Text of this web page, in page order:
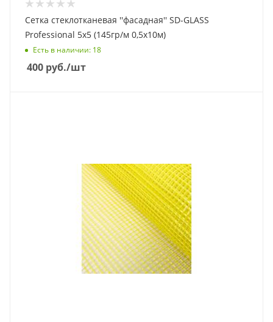
Сетка стеклотканевая ''фасадная'' SD-GLASS
Professional 5х5 (145гр/м 0,5х10м)
Есть в наличии: 18
400 руб./шт